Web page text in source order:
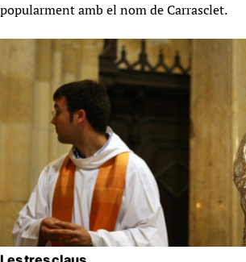
popularment amb el nom de Carrasclet.